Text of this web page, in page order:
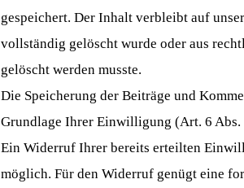
gespeichert. Der Inhalt verbleibt auf
vollständig gelöscht wurde oder aus
gelöscht werden musste.
Die Speicherung der Beiträge und
Grundlage Ihrer Einwilligung (Art. 6 Abs.
Ein Widerruf Ihrer bereits erteilten
möglich. Für den Widerruf genügt eine